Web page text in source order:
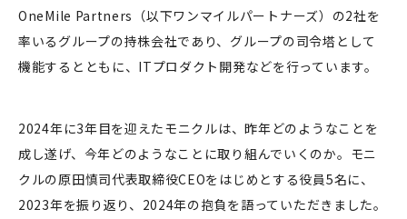
OneMile Partners（以下ワンマイルパートナーズ）の2社を
率いるグループの持株会社であり、グループの司令塔として
機能するとともに、ITプロダクト開発などを行っています。
2024年に3年目を迎えたモニクルは、昨年どのようなことを
成し遂げ、今年どのようなことに取り組んでいくのか。モニ
クルの原田慎司代表取締役CEOをはじめとする役員5名に、
2023年を振り返り、2024年の抱負を語っていただきました。